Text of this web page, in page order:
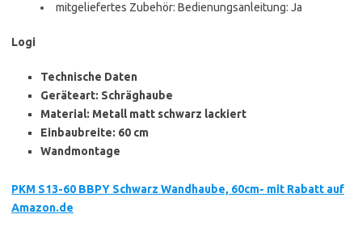
mitgeliefertes Zubehör: Bedienungsanleitung: Ja
Logi
Technische Daten
Geräteart: Schräghaube
Material: Metall matt schwarz lackiert
Einbaubreite: 60 cm
Wandmontage
PKM S13-60 BBPY Schwarz Wandhaube, 60cm- mit Rabatt auf
Amazon.de